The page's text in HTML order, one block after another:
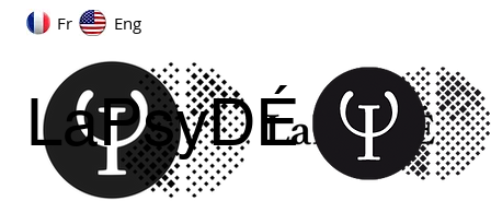
Fr Eng
LaPsyDÉ